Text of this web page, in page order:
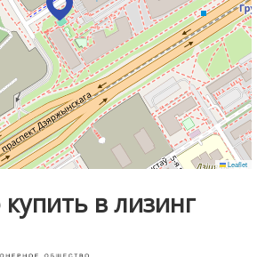
Первые этажи
коммерческую недвижимость —
магазины, офисы и сервисы с
сообщение со всеми районами
в шаговой доступности.
Leaflet
в лизинг